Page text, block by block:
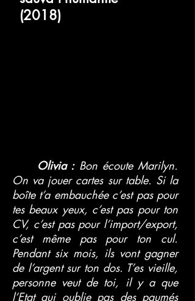
(2018)
Olivia : Bon écoute Marilyn.
On va jouer cartes sur table. Si la
boîte t’a embauchée c’est pas pour
tes beaux yeux, c’est pas pour ton
CV, c’est pas pour l’import/export,
c’est même pas pour ton cul.
Pendant six mois, ils vont gagner
de l’argent sur ton dos. T’es vieille,
personne veut de toi, il y a que
l’Etat qui oublie pas des paumés